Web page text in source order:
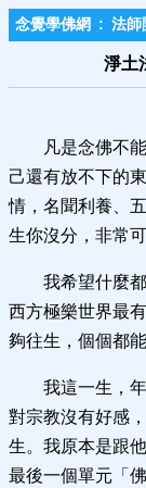
念覺學佛網 : 法師
淨土
凡是念佛不
己還有放不下的
情，名聞利養、
生你沒分，非常
我希望什麼
西方極樂世界最
夠往生，個個都
我這一生，
對宗教沒有好感
生。我原本是跟
最後一個單元「